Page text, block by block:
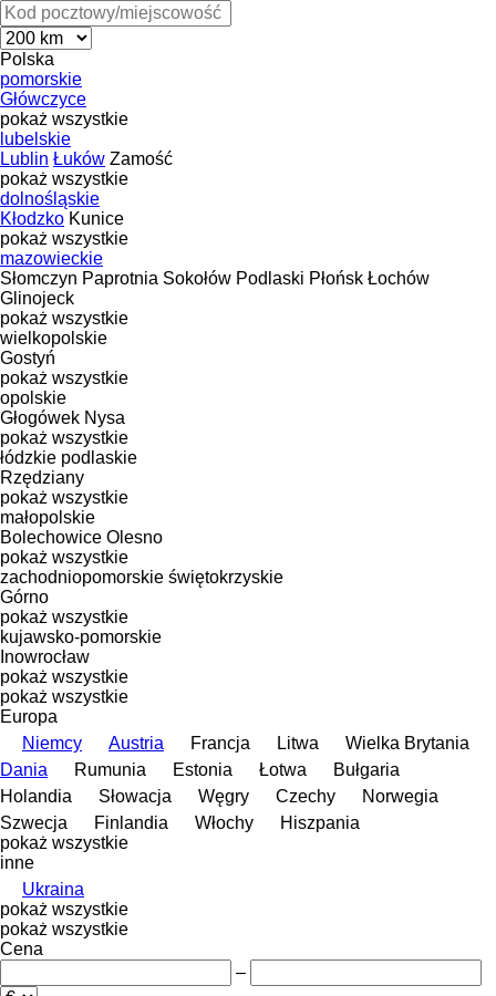
Polska
pomorskie
Główczyce
pokaż wszystkie
lubelskie
Lublin Łuków Zamość
pokaż wszystkie
dolnośląskie
Kłodzko Kunice
pokaż wszystkie
mazowieckie
Słomczyn Paprotnia Sokołów Podlaski Płońsk Łochów
Glinojeck
pokaż wszystkie
wielkopolskie
Gostyń
pokaż wszystkie
opolskie
Głogówek Nysa
pokaż wszystkie
łódzkie podlaskie
Rzędziany
pokaż wszystkie
małopolskie
Bolechowice Olesno
pokaż wszystkie
zachodniopomorskie świętokrzyskie
Górno
pokaż wszystkie
kujawsko-pomorskie
Inowrocław
pokaż wszystkie
pokaż wszystkie
Europa
Niemcy
Austria Francja Litwa
Wielka Brytania
Dania
Rumunia Estonia Łotwa
Bułgaria
Holandia
Słowacja Węgry Czechy
Norwegia
Szwecja
Finlandia Włochy
Hiszpania
pokaż wszystkie
inne
Ukraina
pokaż wszystkie
pokaż wszystkie
Cena
–